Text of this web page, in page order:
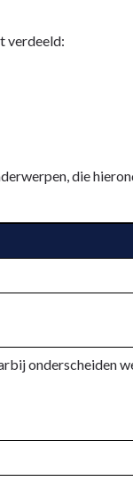
verdeeld:
die
onderscheiden